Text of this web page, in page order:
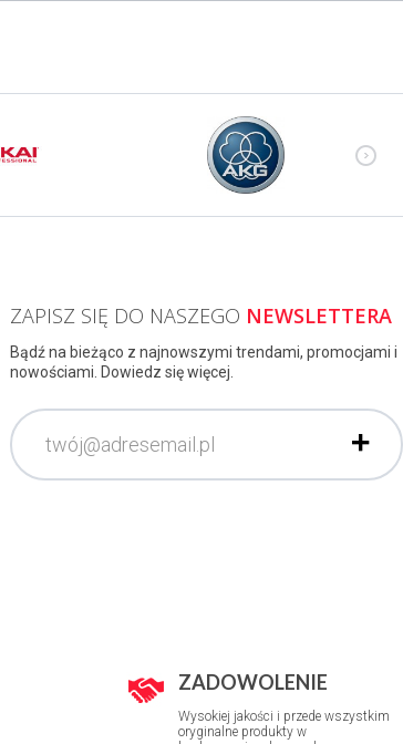
ZAPISZ SIĘ DO NASZEGO NEWSLETTERA
Bądź na bieżąco z najnowszymi trendami, promocjami i
nowościami. Dowiedz się więcej.
ZADOWOLENIE
Wysokiej jakości i przede wszystkim
oryginalne produkty w